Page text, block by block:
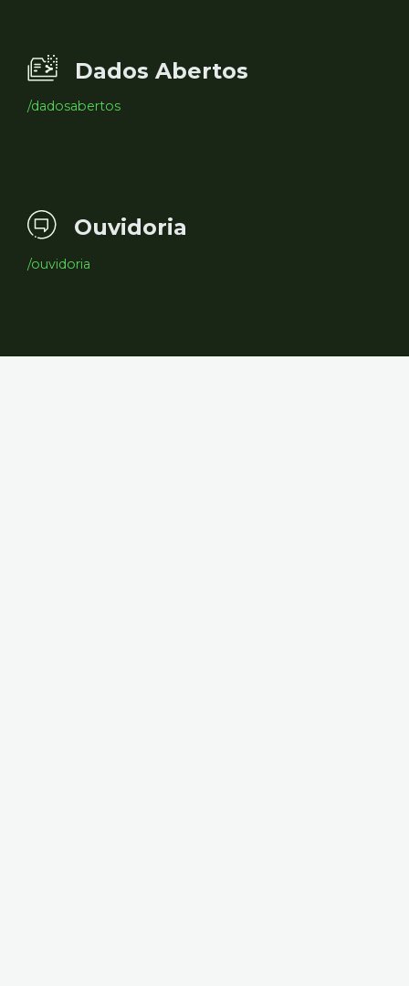
Dados Abertos
/dadosabertos
Ouvidoria
/ouvidoria